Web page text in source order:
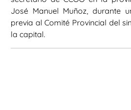
José Manuel Muñoz, durante
previa al Comité Provincial del
la capital.